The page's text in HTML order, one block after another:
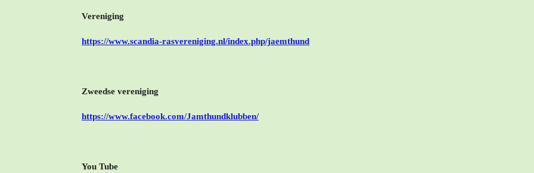
Vereniging
https://www.scandia-rasvereniging.nl/index.php/jaemthund
Zweedse vereniging
https://www.facebook.com/Jamthundklubben/
You Tube